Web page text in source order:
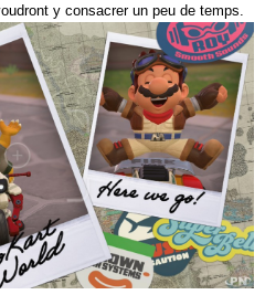
y consacrer un peu de temps.